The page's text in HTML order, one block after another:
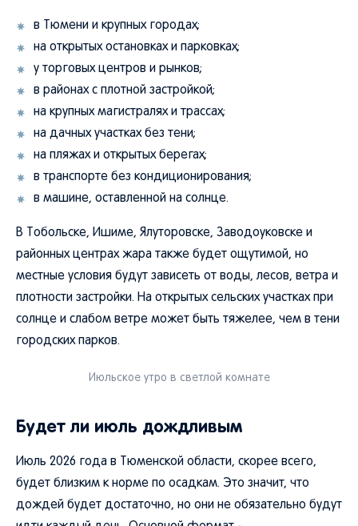
в Тюмени и крупных городах;
на открытых остановках и парковках;
у торговых центров и рынков;
в районах с плотной застройкой;
на крупных магистралях и трассах;
на дачных участках без тени;
на пляжах и открытых берегах;
в транспорте без кондиционирования;
в машине, оставленной на солнце.
В Тобольске, Ишиме, Ялуторовске, Заводоуковске и
районных центрах жара также будет ощутимой, но
местные условия будут зависеть от воды, лесов, ветра и
плотности застройки. На открытых сельских участках при
солнце и слабом ветре может быть тяжелее, чем в тени
городских парков.
Июльское утро в светлой комнате
Будет ли июль дождливым
Июль 2026 года в Тюменской области, скорее всего,
будет близким к норме по осадкам. Это значит, что
дождей будет достаточно, но они не обязательно будут